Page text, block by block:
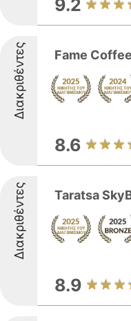
9.2
Διακριθέντες Fame Coffee
8.6
Διακριθέντες Taratsa
8.9